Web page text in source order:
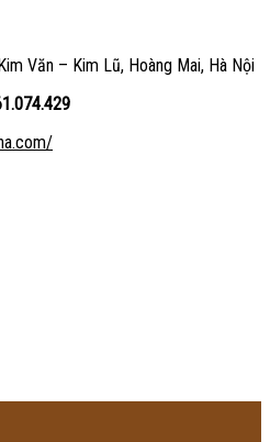
Văn – Kim Lũ, Hoàng Mai, Hà Nội